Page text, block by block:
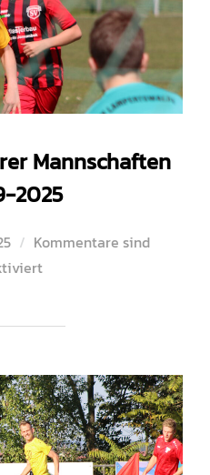
Mannschaften
2025
Kommentare sind